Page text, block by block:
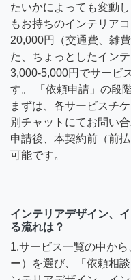
たいかによっても変動
もお持ちのインテリア
20,000円（交通費、雑
た、ちょっとしたイン
3,000-5,000円でサービ
す。 「依頼申請」の段
まずは、各サービスチ
別チャットにてお問い
申請後、本契約前（前
可能です。
インテリアデザイン、
る流れは？
1.サービス一覧の中か
ー）を選び、「依頼相